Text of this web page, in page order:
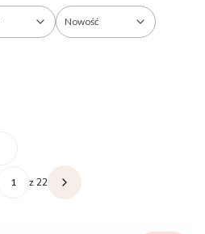
Nowość
z 22 Następne produkty